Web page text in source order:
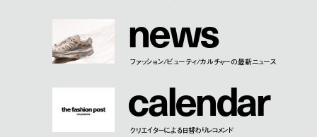
news
ファッション/ビューティ/カルチャーの最新ニュース
calendar
クリエイターによる日替わりレコメンド